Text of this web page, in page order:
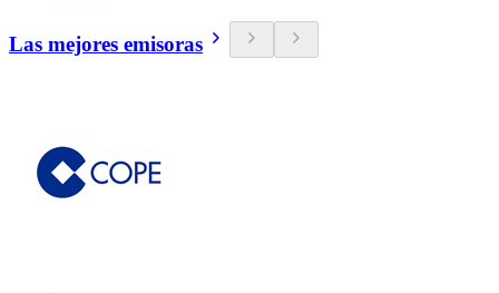
Las mejores emisoras